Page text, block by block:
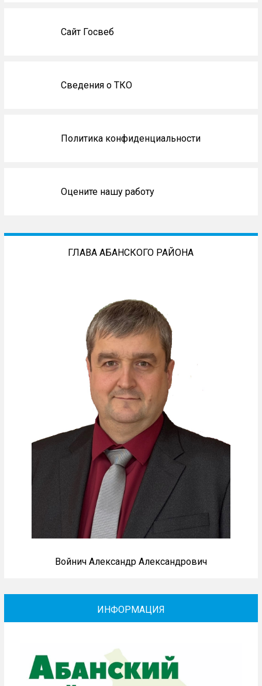
Сайт Госвеб
Сведения о ТКО
Политика конфиденциальности
Оцените нашу работу
ГЛАВА АБАНСКОГО РАЙОНА
Войнич Александр Александрович
ИНФОРМАЦИЯ